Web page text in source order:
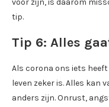
voor zijn, is daarom
tip.
Tip 6: Alles
Als corona ons iets
leven zeker is. Alles kan
anders zijn. Onrust,